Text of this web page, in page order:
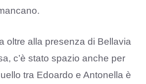
oltre alla presenza di Bellavia
c’è stato spazio anche per
tra Edoardo e Antonella è